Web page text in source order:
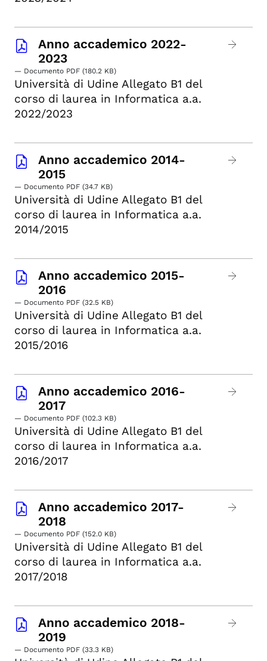
Anno accademico 2022-
2023
— Documento PDF (180.2 KB)
Università di Udine Allegato B1 del
corso di laurea in Informatica a.a.
2022/2023
Anno accademico 2014-
2015
— Documento PDF (34.7 KB)
Università di Udine Allegato B1 del
corso di laurea in Informatica a.a.
2014/2015
Anno accademico 2015-
2016
— Documento PDF (32.5 KB)
Università di Udine Allegato B1 del
corso di laurea in Informatica a.a.
2015/2016
Anno accademico 2016-
2017
— Documento PDF (102.3 KB)
Università di Udine Allegato B1 del
corso di laurea in Informatica a.a.
2016/2017
Anno accademico 2017-
2018
— Documento PDF (152.0 KB)
Università di Udine Allegato B1 del
corso di laurea in Informatica a.a.
2017/2018
Anno accademico 2018-
2019
— Documento PDF (33.3 KB)